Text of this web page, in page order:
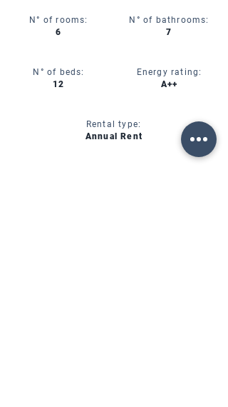
N° of rooms:
6
N° of beds:
12
N° of bathrooms:
7
Energy rating:
A++
Rental type:
Annual Rent